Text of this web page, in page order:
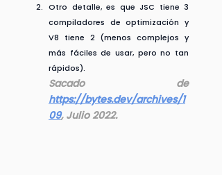
Otro detalle, es que JSC tiene 3
compiladores de optimización y
V8 tiene 2 (menos complejos y
más fáciles de usar, pero no tan
rápidos).
Sacado de
https://bytes.dev/archives/1
09, Julio 2022.